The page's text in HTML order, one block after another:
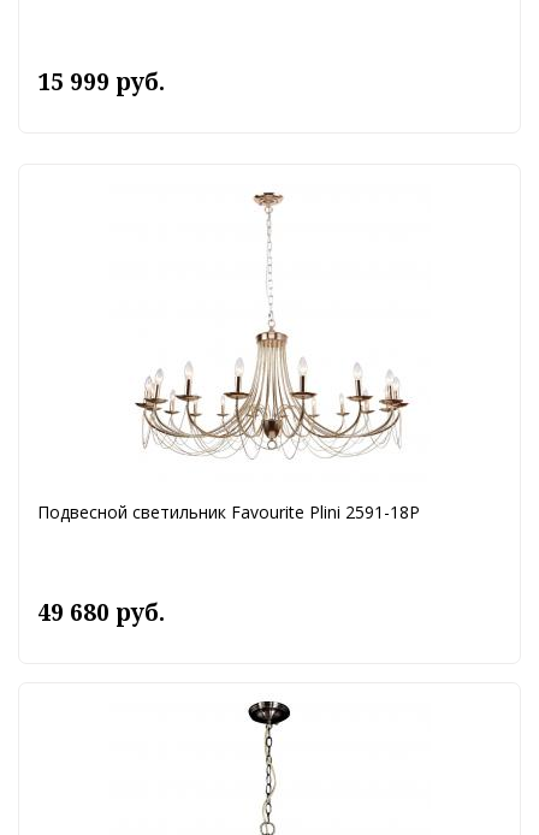
15 999 руб.
Подвесной светильник Favourite Plini 2591-18P
49 680 руб.